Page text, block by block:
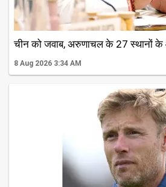
चीन को जवाब, अरुणाचल के 27 स्थानों के
8 Aug 2026 3:34 AM